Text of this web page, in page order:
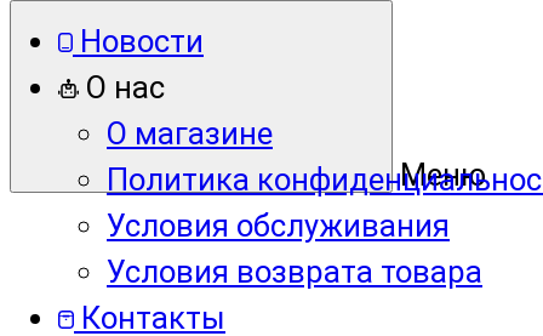
Меню
Новости
О нас
О магазине
Политика
Условия обслуживания
Условия возврата товара
Контакты